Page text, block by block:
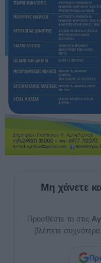
Μη χάνετε
Προσθέστε το στις
βλέπετε